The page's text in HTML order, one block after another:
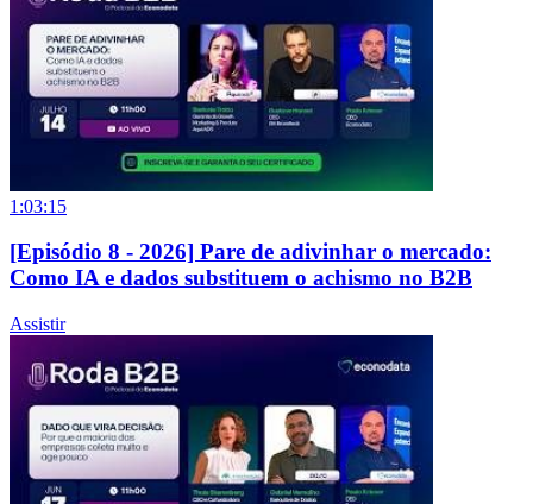
1:03:15
[Episódio 8 - 2026] Pare de adivinhar o mercado:
Como IA e dados substituem o achismo no B2B
Assistir